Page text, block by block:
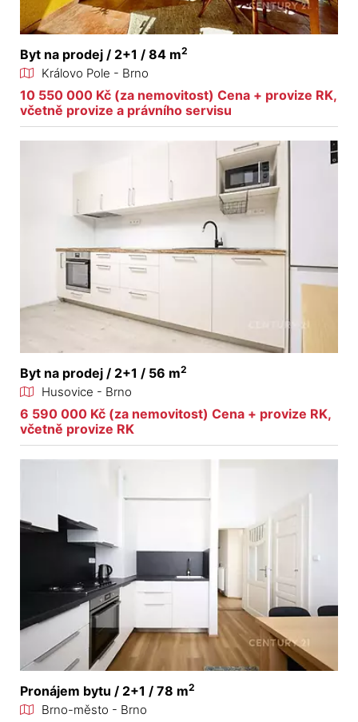
Byt na prodej / 2+1 / 84 m2
Královo Pole - Brno
10 550 000 Kč (za nemovitost) Cena + provize RK,
včetně provize a právního servisu
Byt na prodej / 2+1 / 56 m2
Husovice - Brno
6 590 000 Kč (za nemovitost) Cena + provize RK,
včetně provize RK
Pronájem bytu / 2+1 / 78 m2
Brno-město - Brno